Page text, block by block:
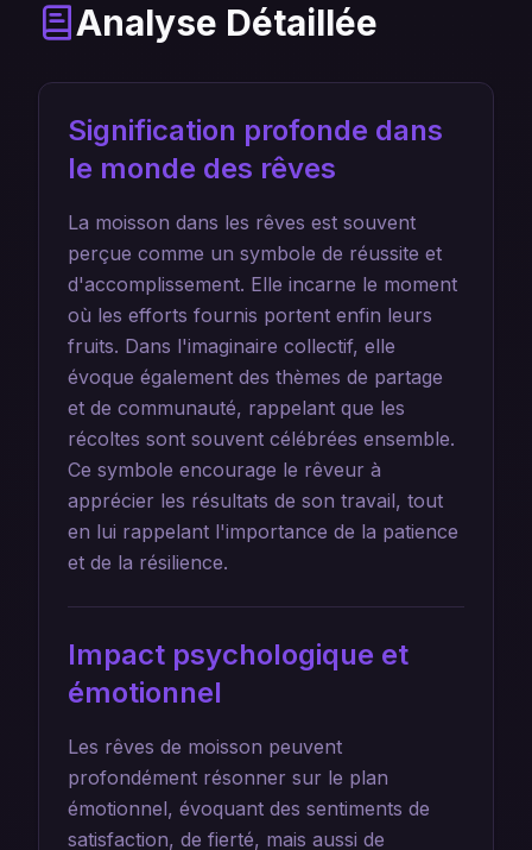
Analyse Détaillée
Signification profonde dans
le monde des rêves
La moisson dans les rêves est souvent
perçue comme un symbole de réussite et
d'accomplissement. Elle incarne le moment
où les efforts fournis portent enfin leurs
fruits. Dans l'imaginaire collectif, elle
évoque également des thèmes de partage
et de communauté, rappelant que les
récoltes sont souvent célébrées ensemble.
Ce symbole encourage le rêveur à
apprécier les résultats de son travail, tout
en lui rappelant l'importance de la patience
et de la résilience.
Impact psychologique et
émotionnel
Les rêves de moisson peuvent
profondément résonner sur le plan
émotionnel, évoquant des sentiments de
satisfaction, de fierté, mais aussi de